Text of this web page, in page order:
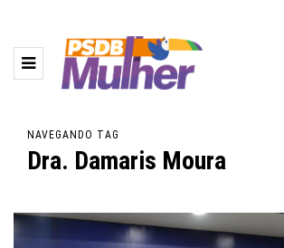
NAVEGANDO TAG
Dra. Damaris Moura